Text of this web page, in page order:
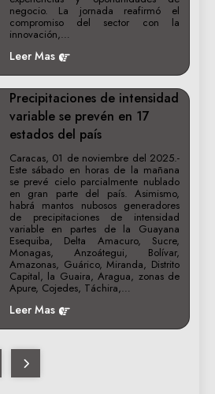
negocio. La jornada reafirmó el
compromiso del sector con la
innovación,…
Leer Mas
Precipitaciones de intensidad
variable se prevén en 17
estados del país
Caracas, 01 de noviembre del 2025.-
Este sábado en horas de la mañana
se prevé cielo parcialmente nublado
en gran parte del país. Asimismo,
habrá mantos nubosos generadores
de precipitaciones de intensidad
variable en partes de la Guayana
Esequiba, Delta Amacuro, Sucre,
Monagas, Anzoátegui, Bolívar,
Amazonas, Guárico, Miranda, Distrito
Capital, la Guaira, Aragua, zonas de
Apure, Cojedes, Táchira,…
Leer Mas